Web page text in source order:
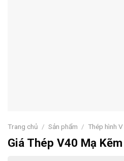
Trang chủ / Sản phẩm / Thép hình
Giá Thép V40 Mạ